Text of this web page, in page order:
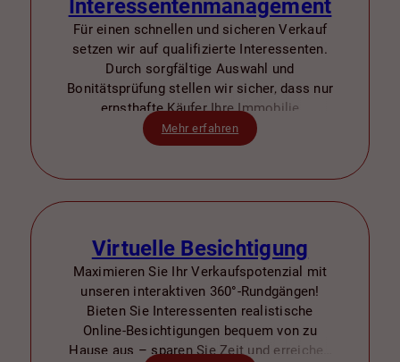
Interessentenmanagement
Für einen schnellen und sicheren Verkauf
setzen wir auf qualifizierte Interessenten.
Durch sorgfältige Auswahl und
Bonitätsprüfung stellen wir sicher, dass nur
ernsthafte Käufer Ihre Immobilie
besichtigen – für einen effizienten Prozess
und Ihre Zufriedenheit.
Mehr erfahren
Virtuelle Besichtigung
Maximieren Sie Ihr Verkaufspotenzial mit
unseren interaktiven 360°-Rundgängen!
Bieten Sie Interessenten realistische
Online-Besichtigungen bequem von zu
Hause aus – sparen Sie Zeit und erreichen